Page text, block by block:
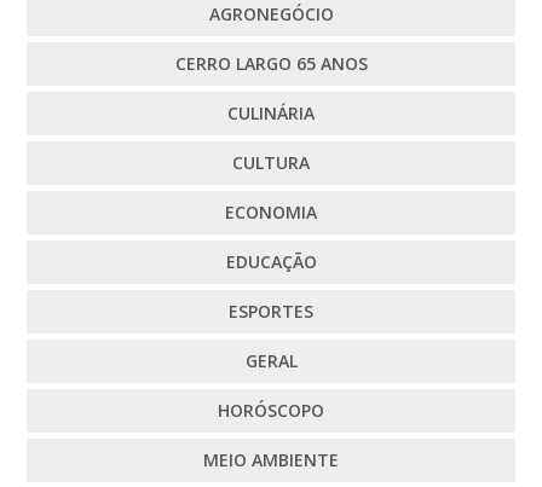
AGRONEGÓCIO
CERRO LARGO 65 ANOS
CULINÁRIA
CULTURA
ECONOMIA
EDUCAÇÃO
ESPORTES
GERAL
HORÓSCOPO
MEIO AMBIENTE